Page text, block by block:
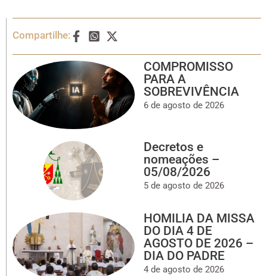
Compartilhe:
COMPROMISSO
PARA A
SOBREVIVÊNCIA
6 de agosto de 2026
Decretos e
nomeações –
05/08/2026
5 de agosto de 2026
HOMILIA DA MISSA
DO DIA 4 DE
AGOSTO DE 2026 –
DIA DO PADRE
4 de agosto de 2026